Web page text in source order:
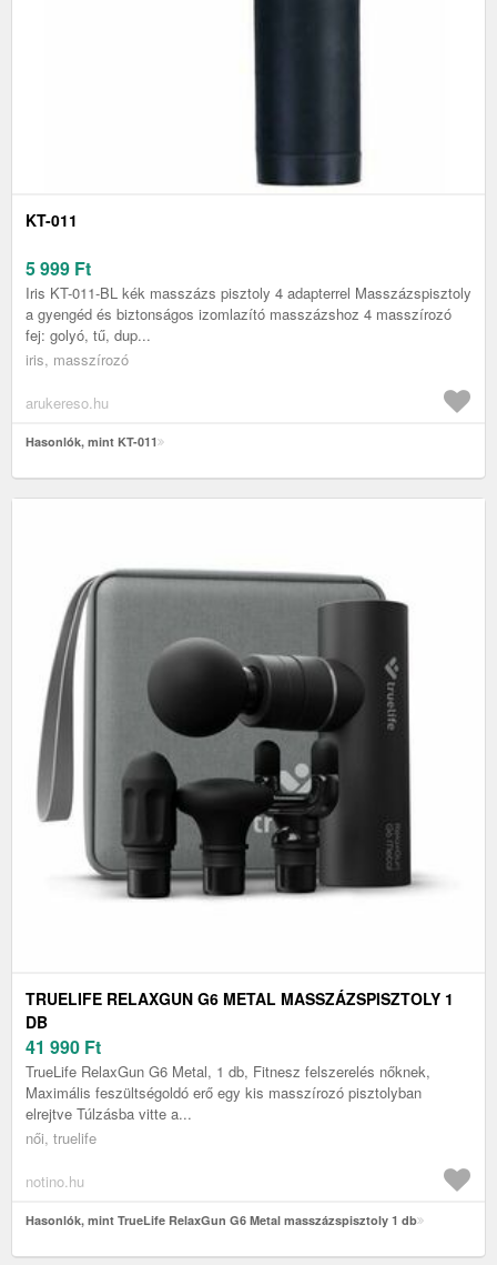
KT-011
5 999 Ft
Iris KT-011-BL kék masszázs pisztoly 4 adapterrel Masszázspisztoly
a gyengéd és biztonságos izomlazító masszázshoz 4 masszírozó
fej: golyó, tű, dup...
iris, masszírozó
arukereso.hu
Hasonlók, mint KT-011
TRUELIFE RELAXGUN G6 METAL MASSZÁZSPISZTOLY 1
DB
41 990 Ft
TrueLife RelaxGun G6 Metal, 1 db, Fitnesz felszerelés nőknek,
Maximális feszültségoldó erő egy kis masszírozó pisztolyban
elrejtve Túlzásba vitte a...
női, truelife
notino.hu
Hasonlók, mint TrueLife RelaxGun G6 Metal masszázspisztoly 1 db